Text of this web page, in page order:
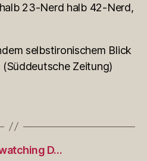
23-Nerd halb 42-Nerd,
selbstironischem Blick
Zeitung)
D…